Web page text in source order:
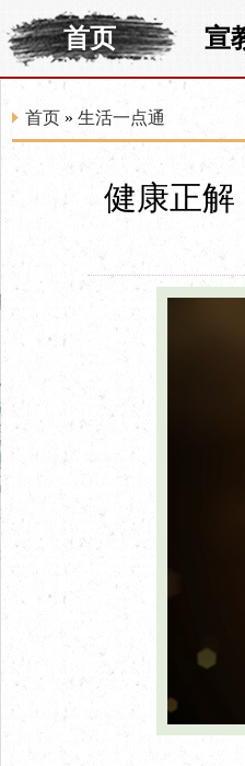
首页 宣
首页 » 生活一点通
健康正解